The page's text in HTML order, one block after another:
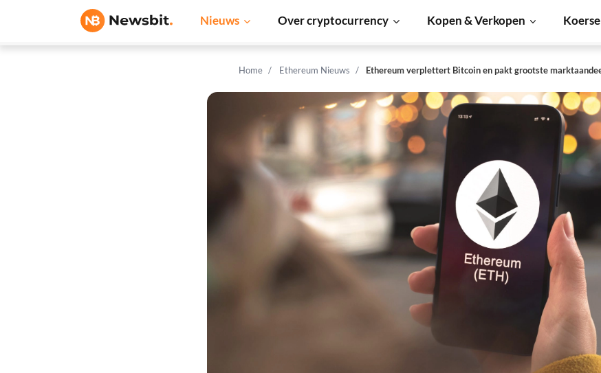
Nieuws Over cryptocurrency Kopen & Verkopen
Home Ethereum Nieuws Ethereum verplettert Bitcoin en pakt grootste